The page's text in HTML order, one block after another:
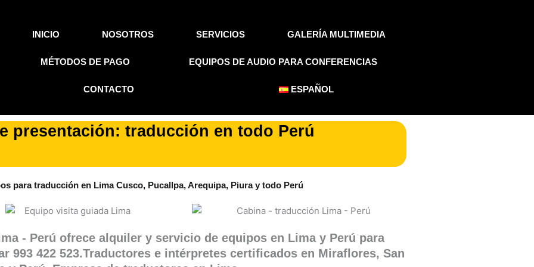
INICIO NOSOTROS SERVICIOS GALERÍA MULTIMEDIA
MÉTODOS DE PAGO EQUIPOS DE AUDIO PARA CONFERENCIAS
CONTACTO ESPAÑOL
presentación: traducción en todo Perú
para traducción en Lima Cusco, Pucallpa, Arequipa, Piura y todo Perú
- Perú ofrece alquiler y servicio de equipos en Lima y Perú para
993 422 523.Traductores e intérpretes certificados en Miraflores, San